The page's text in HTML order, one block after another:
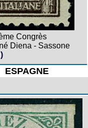
Congrès
Diena - Sassone
ESPAGNE